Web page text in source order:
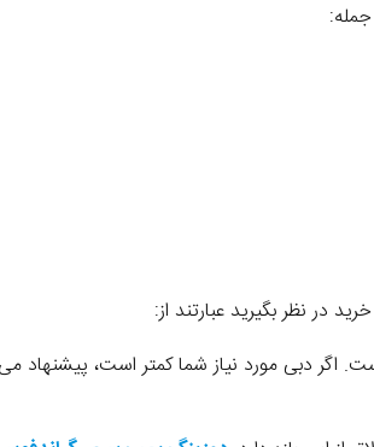
در نظر بگیرید عبارتند از: